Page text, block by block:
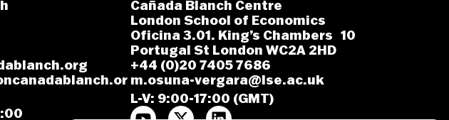
Cañada Blanch Centre
London School of Economics
Oficina 3.01. King’s Chambers 10
Portugal St London WC2A 2HD
+44 (0)20 7405 7686
m.osuna-vergara@lse.ac.uk
L-V: 9:00-17:00 (GMT)